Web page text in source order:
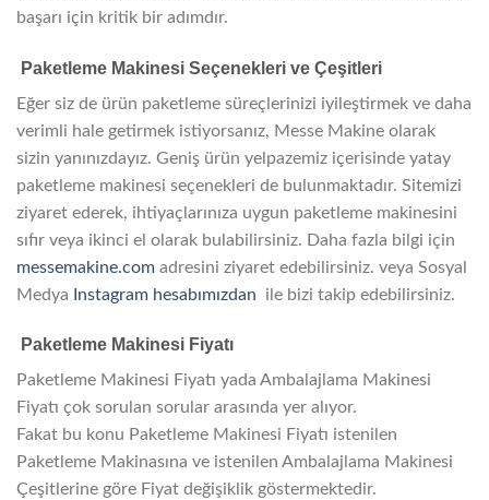
başarı için kritik bir adımdır.
Paketleme Makinesi Seçenekleri ve Çeşitleri
Eğer siz de ürün paketleme süreçlerinizi iyileştirmek ve daha
verimli hale getirmek istiyorsanız, Messe Makine olarak
sizin yanınızdayız. Geniş ürün yelpazemiz içerisinde yatay
paketleme makinesi seçenekleri de bulunmaktadır. Sitemizi
ziyaret ederek, ihtiyaçlarınıza uygun paketleme makinesini
sıfır veya ikinci el olarak bulabilirsiniz. Daha fazla bilgi için
messemakine.com adresini ziyaret edebilirsiniz. veya Sosyal
Medya Instagram hesabımızdan ile bizi takip edebilirsiniz.
Paketleme Makinesi Fiyatı
Paketleme Makinesi Fiyatı yada Ambalajlama Makinesi
Fiyatı çok sorulan sorular arasında yer alıyor.
Fakat bu konu Paketleme Makinesi Fiyatı istenilen
Paketleme Makinasına ve istenilen Ambalajlama Makinesi
Çeşitlerine göre Fiyat değişiklik göstermektedir.